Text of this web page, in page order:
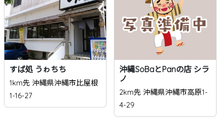
すば処 うゎちち
1km先 沖縄県沖縄市比屋根
1-16-27
沖縄SoBaとPanの店 シラ
ノ
2km先 沖縄県沖縄市高原1-
4-29